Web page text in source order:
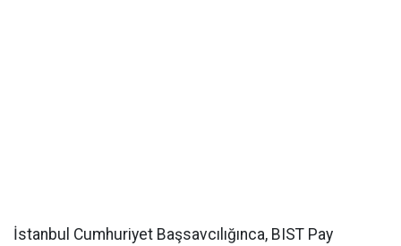
İstanbul Cumhuriyet Başsavcılığınca, BIST Pay